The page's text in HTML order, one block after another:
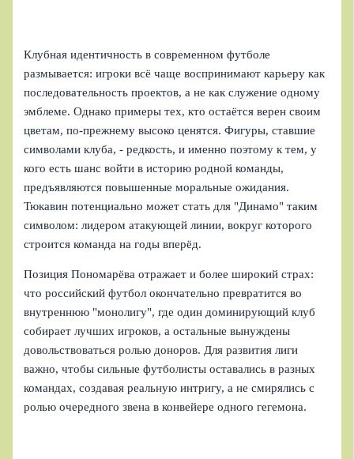
Клубная идентичность в современном футболе
размывается: игроки всё чаще воспринимают карьеру как
последовательность проектов, а не как служение одному
эмблеме. Однако примеры тех, кто остаётся верен своим
цветам, по-прежнему высоко ценятся. Фигуры, ставшие
символами клуба, - редкость, и именно поэтому к тем, у
кого есть шанс войти в историю родной команды,
предъявляются повышенные моральные ожидания.
Тюкавин потенциально может стать для "Динамо" таким
символом: лидером атакующей линии, вокруг которого
строится команда на годы вперёд.
Позиция Пономарёва отражает и более широкий страх:
что российский футбол окончательно превратится во
внутреннюю "монолигу", где один доминирующий клуб
собирает лучших игроков, а остальные вынуждены
довольствоваться ролью доноров. Для развития лиги
важно, чтобы сильные футболисты оставались в разных
командах, создавая реальную интригу, а не смирялись с
ролью очередного звена в конвейере одного гегемона.